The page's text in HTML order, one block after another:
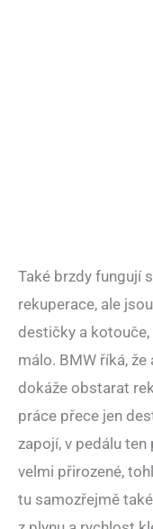
Také brzdy fungují
rekuperace, ale
destičky a
málo. BMW říká,
dokáže obstarat
práce přece jen
zapojí, v pedálu
velmi přirozené,
tu samozřejmě